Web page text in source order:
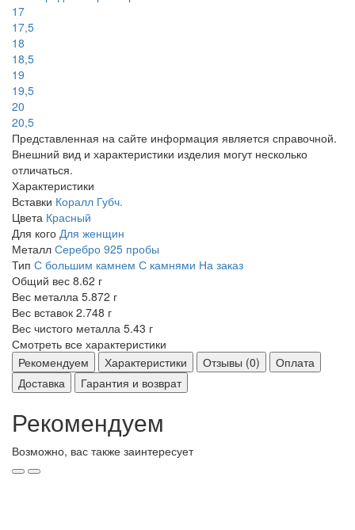
17
17,5
18
18,5
19
19,5
20
20,5
Представленная на сайте информация является справочной.
Внешний вид и характеристики изделия могут несколько
отличаться.
Характеристики
Вставки Коралл Губч.
Цвета Красный
Для кого Для женщин
Металл Серебро 925 пробы
Тип С большим камнем С камнями На заказ
Общий вес 8.62 г
Вес металла 5.872 г
Вес вставок 2.748 г
Вес чистого металла 5.43 г
Смотреть все характеристики
Рекомендуем
Характеристики Отзывы (0)
Оплата
Доставка
Гарантия и возврат
Рекомендуем
Возможно, вас также заинтересует